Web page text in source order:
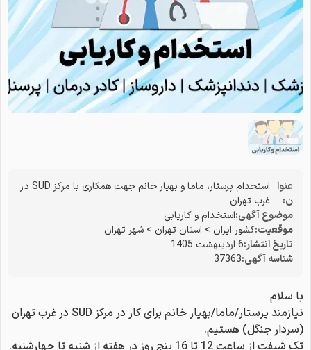
عنوا
ن:
استخدام پرستار، ماما و بهیار خانم جهت همکاری با مرکز SUD در
غرب تهران
موضوع آگهی:استخدام و کاریابی
موقعیت:کشور ایران > استان تهران > شهر تهران
تاریخ انتشار:6 اردیبهشت 1405
شناسه آگهی:37363
با سلام
نیازمند پرستار/ماما/بهیار خانم برای کار در مرکز SUD در غرب تهران
(سردار جنگل) هستیم.